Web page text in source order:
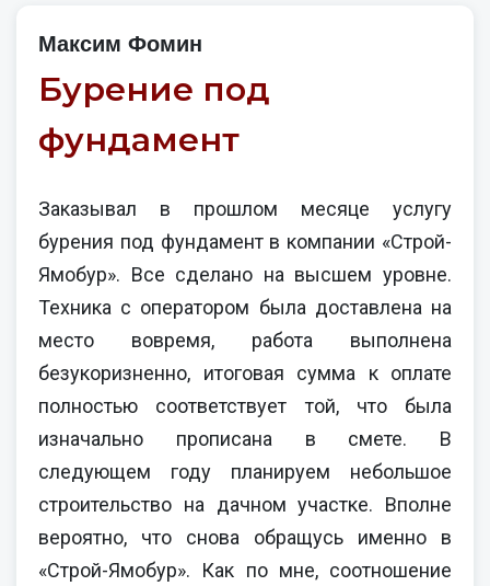
Максим Фомин
Бурение под
фундамент
Заказывал в прошлом месяце услугу
бурения под фундамент в компании «Строй-
Ямобур». Все сделано на высшем уровне.
Техника с оператором была доставлена на
место вовремя, работа выполнена
безукоризненно, итоговая сумма к оплате
полностью соответствует той, что была
изначально прописана в смете. В
следующем году планируем небольшое
строительство на дачном участке. Вполне
вероятно, что снова обращусь именно в
«Строй-Ямобур». Как по мне, соотношение